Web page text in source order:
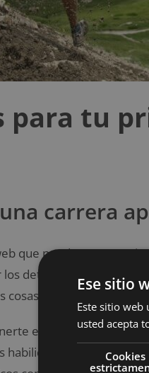
para tu
carrera
que puedes ver que
detalles de la carrera
cosas antes de elegir
en forma lo
habilidades técnicas
Ese sitio
Este sitio web
usted acepta
Cookies